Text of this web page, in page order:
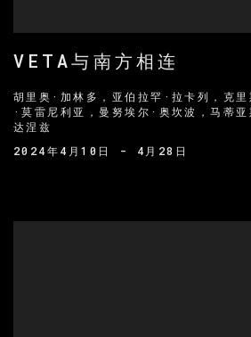
VETA与南方相连
胡里奥·加林多，亚伯拉罕·拉卡列，克
·莫雷尼利亚，曼努埃尔·奥坎波，马蒂
达涅兹
2024年4月10日 - 4月28日